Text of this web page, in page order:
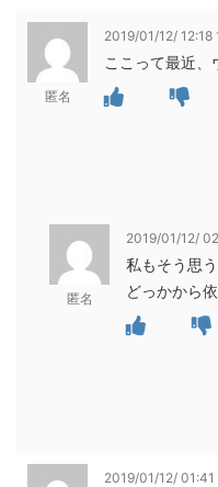
匿名
2019/01/12/ 12:18
ここって最近
匿名
2019/01/12/
私もそう思う
どっかから
2019/01/12/ 01:41